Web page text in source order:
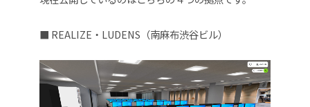
■ REALIZE・LUDENS（南麻布渋谷ビル）